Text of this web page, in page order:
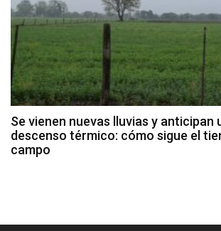
Se vienen nuevas lluvias y anticipan
descenso térmico: cómo sigue el
campo